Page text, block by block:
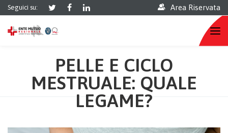
Seguici su: Area Riservata
PELLE E CICLO
MESTRUALE: QUALE
LEGAME?